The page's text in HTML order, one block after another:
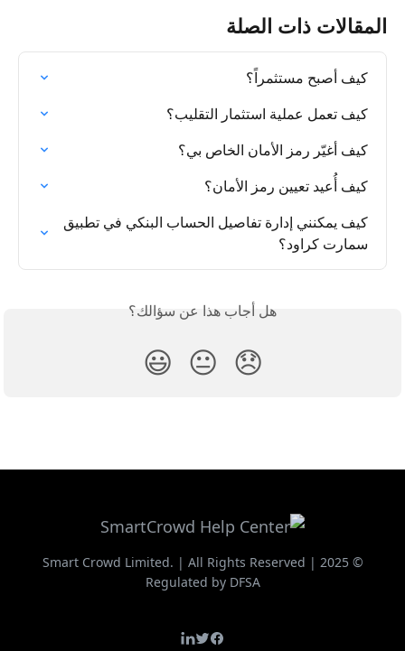
المقالات ذات الصلة
كيف أصبح مستثمراً؟
كيف تعمل عملية استثمار التقليب؟
كيف أغيّر رمز الأمان الخاص بي؟
كيف أُعيد تعيين رمز الأمان؟
كيف يمكنني إدارة تفاصيل الحساب البنكي في تطبيق
سمارت كراود؟
هل أجاب هذا عن سؤالك؟
😞
😐
😃
© 2025 Smart Crowd Limited. | All Rights Reserved |
Regulated by DFSA